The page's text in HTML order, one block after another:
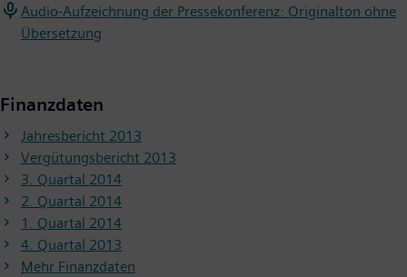
Audio-Aufzeichnung der Pressekonferenz: Originalton ohne
Übersetzung
Finanzdaten
Jahresbericht 2013
Vergütungsbericht 2013
3. Quartal 2014
2. Quartal 2014
1. Quartal 2014
4. Quartal 2013
Mehr Finanzdaten